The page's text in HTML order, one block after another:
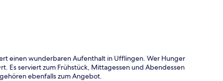
einen wunderbaren Aufenthalt in Ufflingen. Wer Hunger
Es serviert zum Frühstück, Mittagessen und Abendessen
ebenfalls zum Angebot.